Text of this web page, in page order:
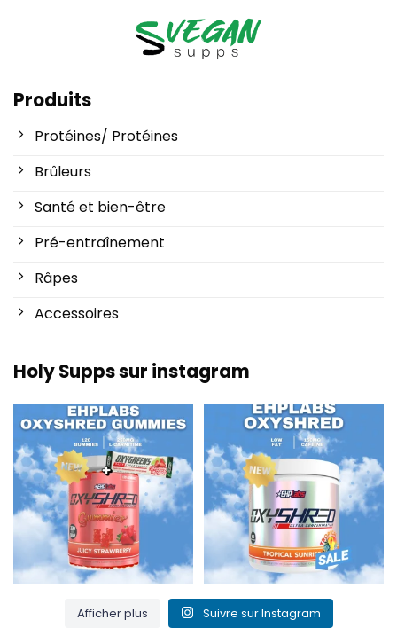
Produits
Protéines/ Protéines
Brûleurs
Santé et bien-être
Pré-entraînement
Râpes
Accessoires
Holy Supps sur instagram
Nouveau chez Holy Supps 🍬⚡
Les gommes OxyShred...
3 0
Faible teneur en matières
grasses et 150 mg de
0 2
Afficher plus Suivre sur Instagram